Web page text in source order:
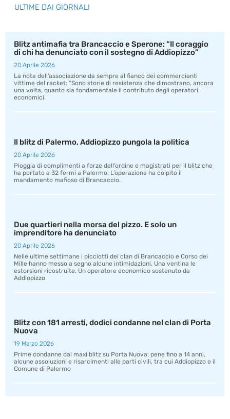
ULTIME DAI GIORNALI
Blitz antimafia tra Brancaccio e Sperone: “Il coraggio
di chi ha denunciato con il sostegno di Addiopizzo”
20 Aprile 2026
La nota dell’associazione da sempre al fianco dei commercianti
vittime del racket: “Sono storie di resistenza che dimostrano, ancora
una volta, quanto sia fondamentale il contributo degli operatori
economici.
Il blitz di Palermo, Addiopizzo pungola la politica
20 Aprile 2026
Pioggia di complimenti a forze dell’ordine e magistrati per il blitz che
ha portato a 32 fermi a Palermo. L’operazione ha colpito il
mandamento mafioso di Brancaccio.
Due quartieri nella morsa del pizzo. E solo un
imprenditore ha denunciato
20 Aprile 2026
Nelle ultime settimane i picciotti dei clan di Brancaccio e Corso dei
Mille hanno messo a segno alcune intimidazioni. Una ventina le
estorsioni ricostruite. Un operatore economico sostenuto da
Addiopizzo
Blitz con 181 arresti, dodici condanne nel clan di Porta
Nuova
19 Marzo 2026
Prime condanne dal maxi blitz su Porta Nuova: pene fino a 14 anni,
alcune assoluzioni e risarcimenti alle parti civili, tra cui Addiopizzo e il
Comune di Palermo